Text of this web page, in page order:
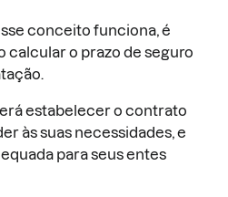
conceito funciona, é
o prazo de seguro
estabelecer o contrato
às suas necessidades, e
para seus entes